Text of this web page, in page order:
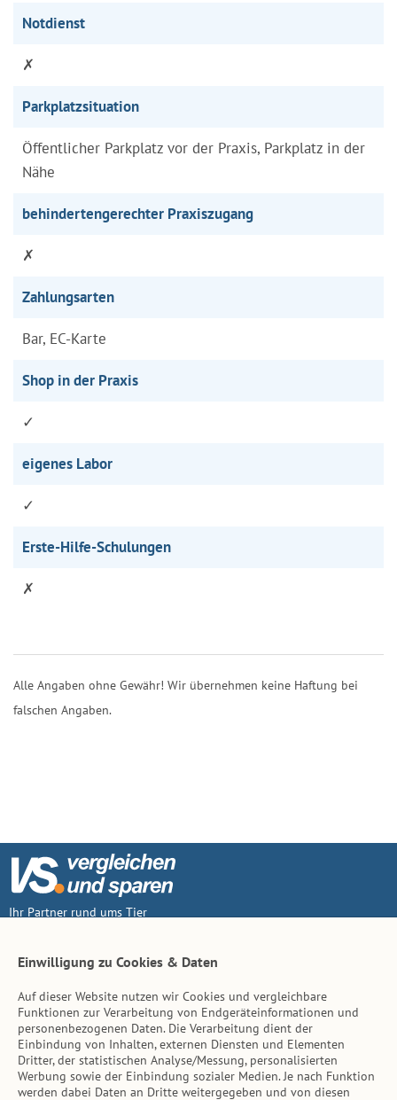
Notdienst
✗
Parkplatzsituation
Öffentlicher Parkplatz vor der Praxis, Parkplatz in der
Nähe
behindertengerechter Praxiszugang
✗
Zahlungsarten
Bar, EC-Karte
Shop in der Praxis
✓
eigenes Labor
✓
Erste-Hilfe-Schulungen
✗
Alle Angaben ohne Gewähr! Wir übernehmen keine Haftung bei
falschen Angaben.
Ihr Partner rund ums Tier
Inhalt
Tierarzt-Suche
Hinweise
Einwilligung zu Cookies & Daten
Auf dieser Website nutzen wir Cookies und vergleichbare
Funktionen zur Verarbeitung von Endgeräteinformationen und
personenbezogenen Daten. Die Verarbeitung dient der
Einbindung von Inhalten, externen Diensten und Elementen
Dritter, der statistischen Analyse/Messung, personalisierten
Werbung sowie der Einbindung sozialer Medien. Je nach Funktion
werden dabei Daten an Dritte weitergegeben und von diesen